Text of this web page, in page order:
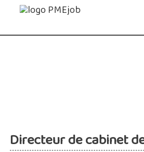
Directeur de cabinet